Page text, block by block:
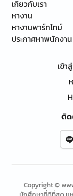
เกี่ยวกับเรา
หางาน
หางานพาร์ทไทม์
ประกาศหาพนักงา
เข้า
ติด
Copyright ©